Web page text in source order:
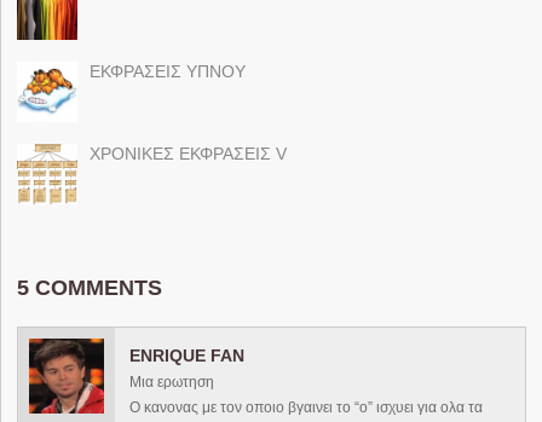
ΕΚΦΡΑΣΕΙΣ ΥΠΝΟΥ
ΧΡΟΝΙΚΕΣ ΕΚΦΡΑΣΕΙΣ V
5 COMMENTS
ENRIQUE FAN
Μια ερωτηση
Ο κανονας με τον οποιο βγαινει το “ο” ισχυει για ολα τα